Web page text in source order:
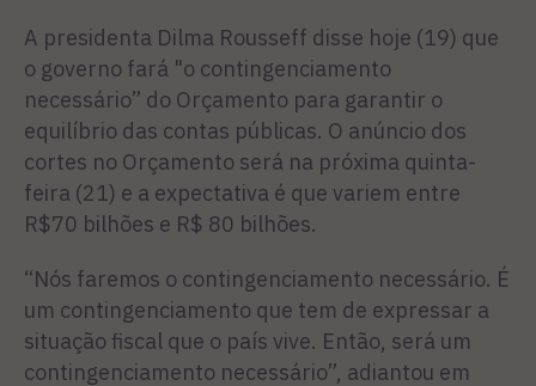
A presidenta Dilma Rousseff disse hoje (19) que
o governo fará "o contingenciamento
necessário” do Orçamento para garantir o
equilíbrio das contas públicas. O anúncio dos
cortes no Orçamento será na próxima quinta-
feira (21) e a expectativa é que variem entre
R$70 bilhões e R$ 80 bilhões.
“Nós faremos o contingenciamento necessário. É
um contingenciamento que tem de expressar a
situação fiscal que o país vive. Então, será um
contingenciamento necessário”, adiantou em